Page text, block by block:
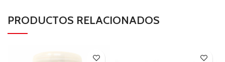
PRODUCTOS RELACIONADOS